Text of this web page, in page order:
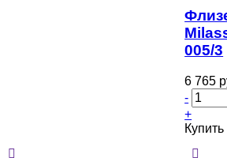
005/3
6 765
-
+